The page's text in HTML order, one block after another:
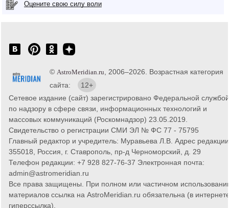
Оцените свою силу воли
© AstroMeridian.ru , 2006–2026. Возрастная категория
сайта:
12+
Сетевое издание (сайт) зарегистрировано Федеральной службой
по надзору в сфере связи, информационных технологий и
массовых коммуникаций (Роскомнадзор) 23.05.2019.
Свидетельство о регистрации СМИ ЭЛ № ФС 77 - 75795
Главный редактор и учредитель: Муравьева Л.В. Адрес
355018, Россия, г. Ставрополь, пр-д Черноморский, д. 29
Телефон редакции: +7 928 827-76-37 Электронная почта:
admin@astromeridian.ru
Все права защищены. При полном или частичном
материалов ссылка на AstroMeridian.ru обязательна (в
гиперссылка).